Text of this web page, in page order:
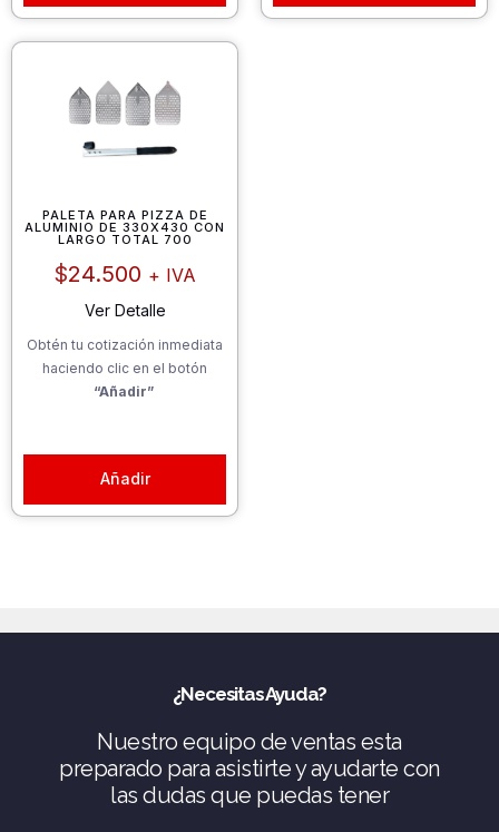
PALETA PARA PIZZA DE
ALUMINIO DE 330X430 CON
LARGO TOTAL 700
$24.500 + IVA
Ver Detalle
Obtén tu cotización inmediata
haciendo clic en el botón
“Añadir”
Añadir
¿Necesitas Ayuda?
Nuestro equipo de ventas esta
preparado para asistirte y ayudarte con
las dudas que puedas tener